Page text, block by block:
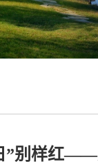
”别样红